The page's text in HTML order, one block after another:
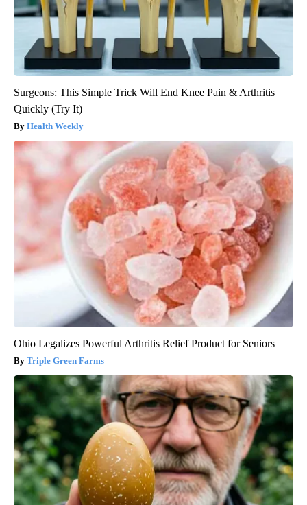
Surgeons: This Simple Trick Will End Knee Pain & Arthritis
Quickly (Try It)
Health Weekly
Ohio Legalizes Powerful Arthritis Relief Product for Seniors
Triple Green Farms